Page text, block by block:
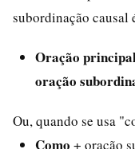
subordinação causal
Oração
oração
Ou, quando se usa
Como + oração